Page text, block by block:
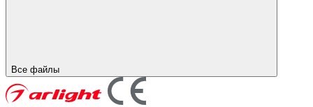
Все файлы